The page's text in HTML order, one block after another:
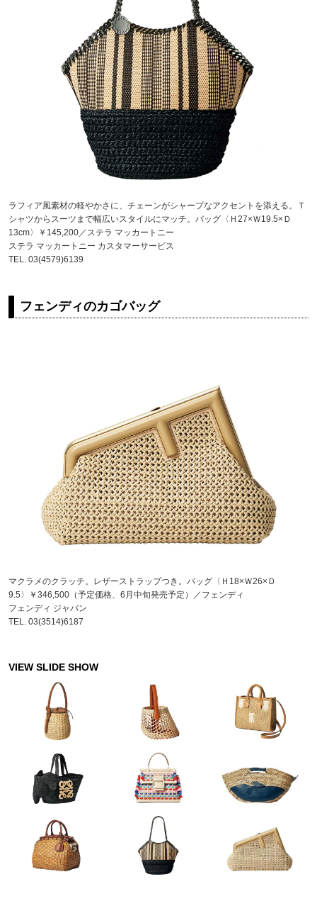
ラフィア風素材の軽やかさに、チェーンがシャープなアクセントを添える。Ｔ
シャツからスーツまで幅広いスタイルにマッチ。バッグ〈Ｈ27×Ｗ19.5×Ｄ
13cm〉￥145,200／ステラ マッカートニー
ステラ マッカートニー カスタマーサービス
TEL. 03(4579)6139
フェンディのカゴバッグ
マクラメのクラッチ。レザーストラップつき。バッグ〈Ｈ18×Ｗ26×Ｄ
9.5〉￥346,500（予定価格、6月中旬発売予定）／フェンディ
フェンディ ジャパン
TEL. 03(3514)6187